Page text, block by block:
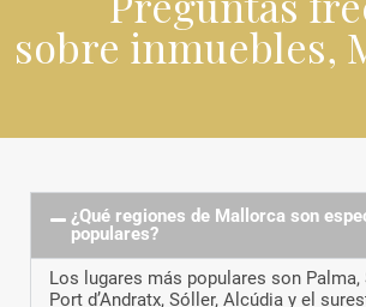
sobre inmuebles,
¿Qué regiones de Mallorca son
populares?
Los lugares más populares son Palma,
Port d’Andratx, Sóller, Alcúdia y el